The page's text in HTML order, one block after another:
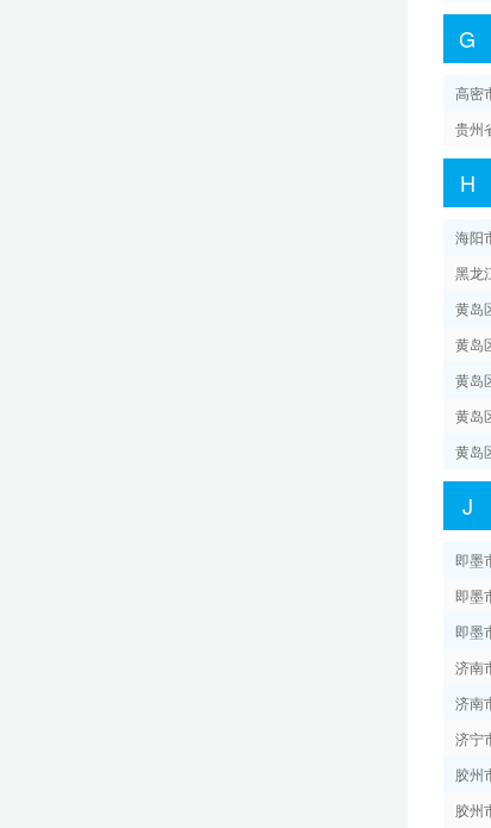
G
高密
贵州
H
海阳
黑龙
黄岛
黄岛
黄岛
黄岛
黄岛
J
即墨
即墨
即墨
济南
济南
济宁
胶州
胶州